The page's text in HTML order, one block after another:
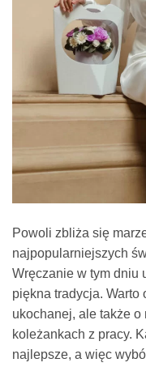
Powoli zbliża się
najpopularniejszych
Wręczanie w tym dniu
piękna tradycja.
ukochanej, ale także
koleżankach z pracy.
najlepsze, a więc